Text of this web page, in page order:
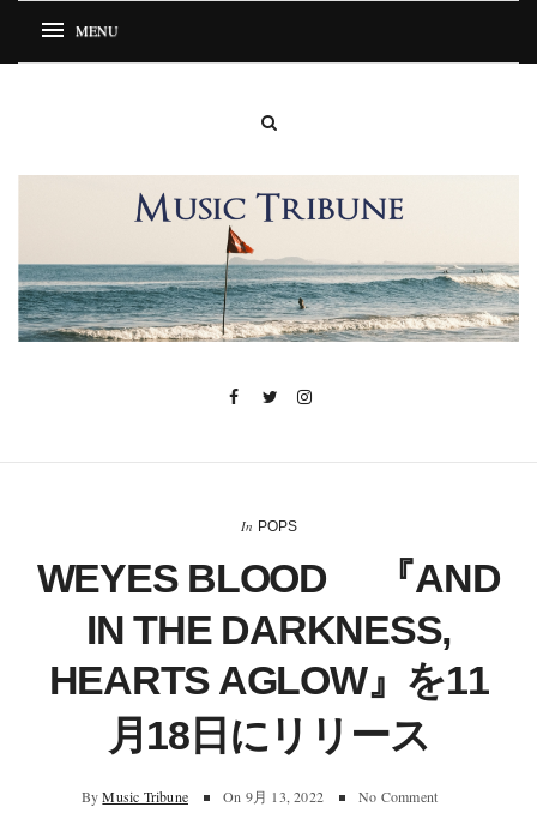
In POPS
WEYES BLOOD 『AND
IN THE DARKNESS,
HEARTS AGLOW』を11
月18日にリリース
By Music Tribune On 9月 13, 2022 No Comment